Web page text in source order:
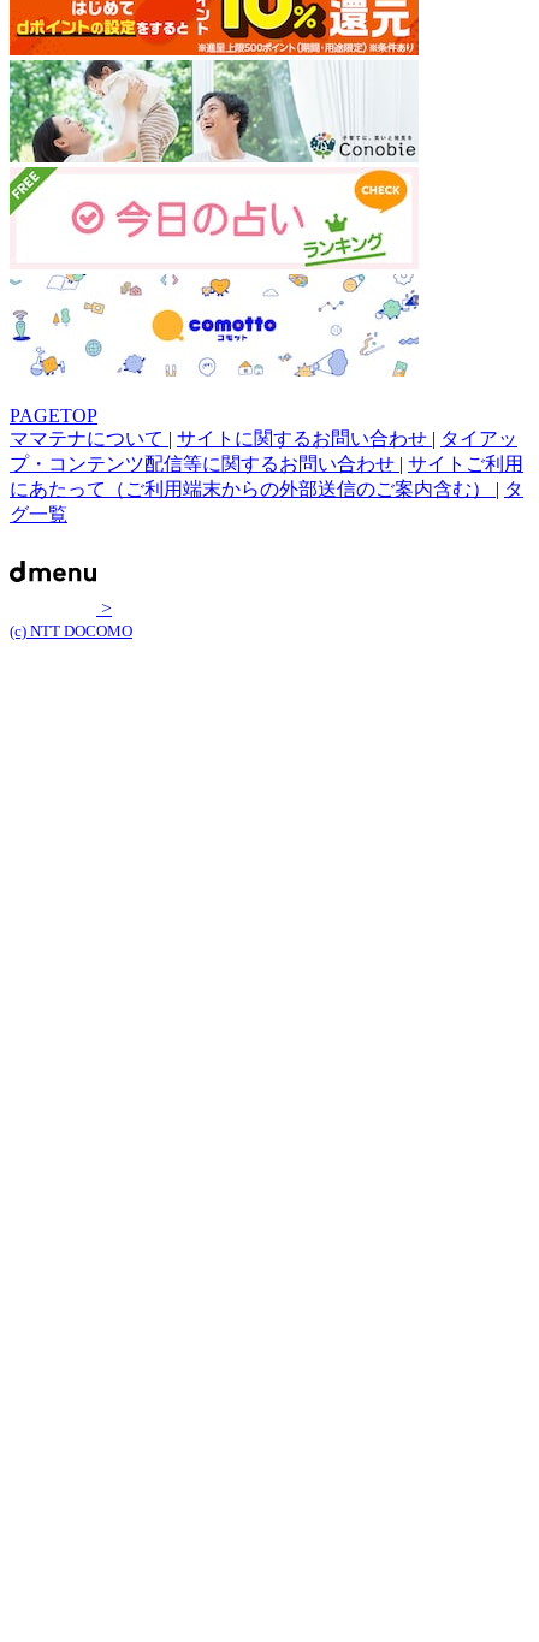
PAGETOP
ママテナについて | サイトに関するお問い合わせ | タイアッ
プ・コンテンツ配信等に関するお問い合わせ | サイトご利用
にあたって（ご利用端末からの外部送信のご案内含む） | タ
グ一覧
>
(c) NTT DOCOMO